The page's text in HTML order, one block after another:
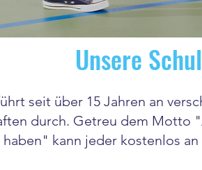
Unsere
seit über 15 Jahren an
durch. Getreu dem Motto
haben" kann jeder kostenlos